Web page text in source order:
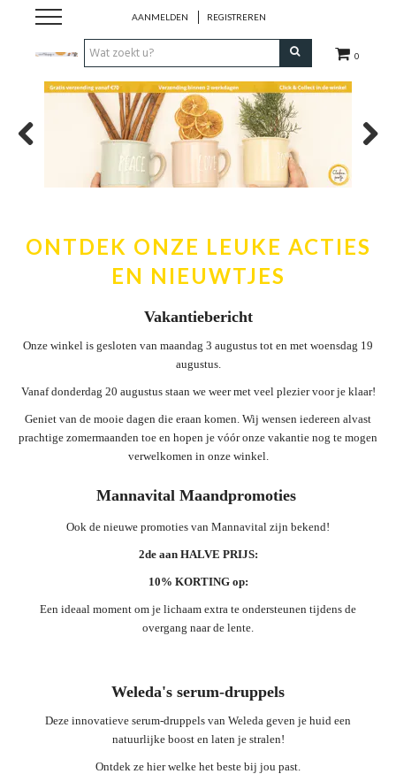
0
AANMELDEN REGISTREREN
Hulp bij
Natuurlijke remedies
Thee & Kruiden
Verzorging
Kledij
Evenementen
ONTDEK ONZE LEUKE ACTIES
EN NIEUWTJES
Vakantiebericht
Onze winkel is gesloten van maandag 3 augustus tot en met woensdag 19
augustus.
Vanaf donderdag 20 augustus staan we weer met veel plezier voor je klaar!
Geniet van de mooie dagen die eraan komen. Wij wensen iedereen alvast
prachtige zomermaanden toe en hopen je vóór onze vakantie nog te mogen
verwelkomen in onze winkel.
Mannavital Maandpromoties
Ook de nieuwe promoties van Mannavital zijn bekend!
2de aan HALVE PRIJS:
10% KORTING op:
Een ideaal moment om je lichaam extra te ondersteunen tijdens de
overgang naar de lente.
Weleda's serum-druppels
Deze innovatieve serum-druppels van Weleda geven je huid een
natuurlijke boost en laten je stralen!
Ontdek ze hier welke het beste bij jou past.